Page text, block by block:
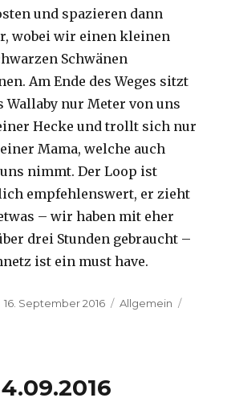
und spazieren dann
wobei wir einen kleinen
Schwänen
Am Ende des Weges sitzt
nur Meter von uns
Hecke und trollt sich nur
Mama, welche auch
nimmt. Der Loop ist
empfehlenswert, er zieht
– wir haben mit eher
drei Stunden gebraucht –
ist ein must have.
Veröffentlicht
16. September 2016 Kategorien
Allgemein